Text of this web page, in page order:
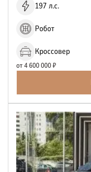
197 л.с.
Робот
Кроссовер
от4 600 000₽